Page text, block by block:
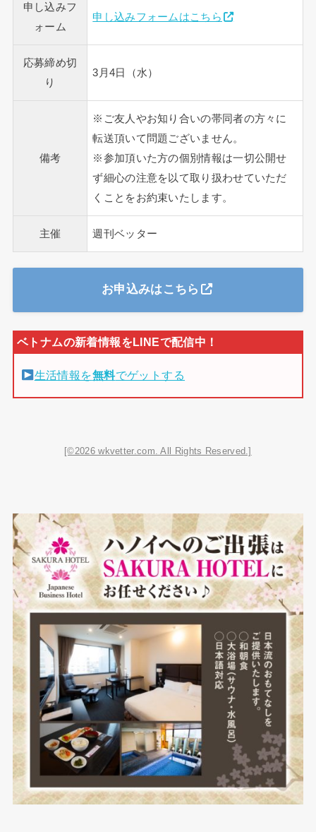
申し込みフ
ォーム
申し込みフォームはこちら
応募締め切
り
3月4日（水）
備考
※ご友人やお知り合いの帯同者の方々に
転送頂いて問題ございません。
※参加頂いた方の個別情報は一切公開せ
ず細心の注意を以て取り扱わせていただ
くことをお約束いたします。
主催 週刊ベッター
お申込みはこちら
生活情報を無料でゲットする
[©2026 wkvetter.com. All Rights Reserved.]